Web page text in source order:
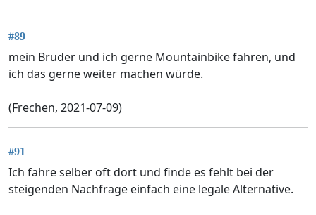
#89
mein Bruder und ich gerne Mountainbike fahren, und
ich das gerne weiter machen würde.
(Frechen, 2021-07-09)
#91
Ich fahre selber oft dort und finde es fehlt bei der
steigenden Nachfrage einfach eine legale Alternative.